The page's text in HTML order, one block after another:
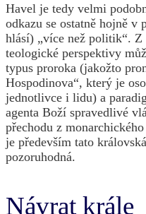
Havel je tedy velmi
odkazu se ostatně hojně v
hlásí) „více než politik“.
teologické perspektivy
typus proroka (jakožto
Hospodinova“, který je
jednotlivce i lidu) a
agenta Boží spravedlivé
přechodu z
je především tato
pozoruhodná.
Návrat krále